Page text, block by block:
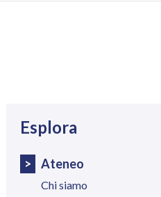
Esplora
Ateneo
Chi siamo